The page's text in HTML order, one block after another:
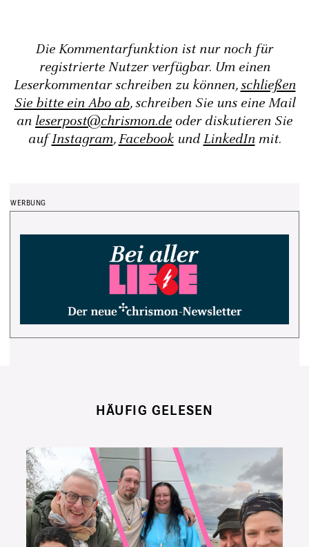
Die Kommentarfunktion ist nur noch für
registrierte Nutzer verfügbar. Um einen
Leserkommentar schreiben zu können,schließen
Sie bitte ein Abo ab, schreiben Sie uns eine Mail
an leserpost@chrismon.de oder diskutieren Sie
aufInstagram,FacebookundLinkedInmit.
HÄUFIG GELESEN